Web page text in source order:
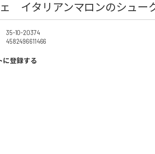
イタリアンマロンのシュー
35-10-20374
4582496611466
に登録する